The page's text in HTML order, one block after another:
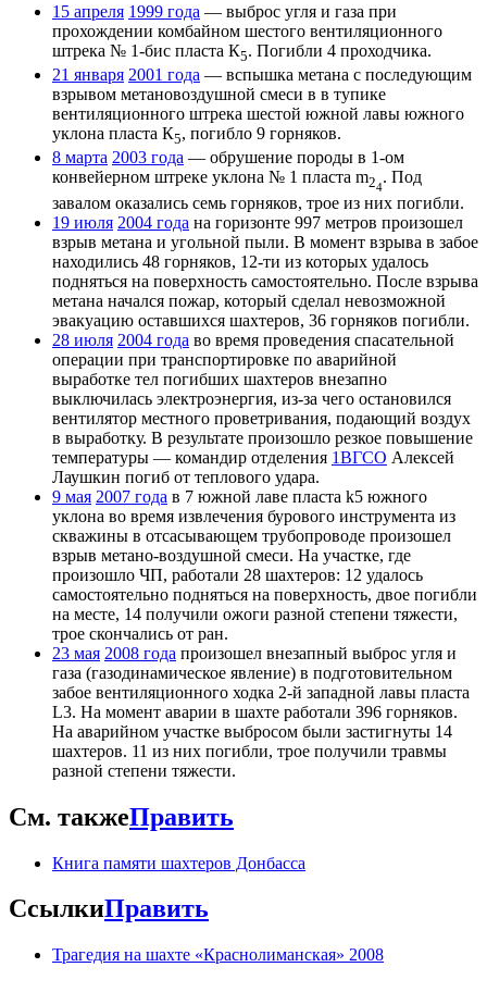
15 апреля 1999 года — выброс угля и газа при
прохождении комбайном шестого вентиляционного
штрека № 1-бис пласта К5. Погибли 4 проходчика.
21 января 2001 года — вспышка метана с последующим
взрывом метановоздушной смеси в в тупике
вентиляционного штрека шестой южной лавы южного
уклона пласта К5, погибло 9 горняков.
8 марта 2003 года — обрушение породы в 1-ом
конвейерном штреке уклона № 1 пласта m24
. Под
завалом оказались семь горняков, трое из них погибли.
19 июля 2004 года на горизонте 997 метров произошел
взрыв метана и угольной пыли. В момент взрыва в забое
находились 48 горняков, 12-ти из которых удалось
подняться на поверхность самостоятельно. После взрыва
метана начался пожар, который сделал невозможной
эвакуацию оставшихся шахтеров, 36 горняков погибли.
28 июля 2004 года во время проведения спасательной
операции при транспортировке по аварийной
выработке тел погибших шахтеров внезапно
выключилась электроэнергия, из-за чего остановился
вентилятор местного проветривания, подающий воздух
в выработку. В результате произошло резкое повышение
температуры — командир отделения 1ВГСО Алексей
Лаушкин погиб от теплового удара.
9 мая 2007 года в 7 южной лаве пласта k5 южного
уклона во время извлечения бурового инструмента из
скважины в отсасывающем трубопроводе произошел
взрыв метано-воздушной смеси. На участке, где
произошло ЧП, работали 28 шахтеров: 12 удалось
самостоятельно подняться на поверхность, двое погибли
на месте, 14 получили ожоги разной степени тяжести,
трое скончались от ран.
23 мая 2008 года произошел внезапный выброс угля и
газа (газодинамическое явление) в подготовительном
забое вентиляционного ходка 2-й западной лавы пласта
L3. На момент аварии в шахте работали 396 горняков.
На аварийном участке выбросом были застигнуты 14
шахтеров. 11 из них погибли, трое получили травмы
разной степени тяжести.
См. такжеПравить
Книга памяти шахтеров Донбасса
СсылкиПравить
Трагедия на шахте «Краснолиманская» 2008